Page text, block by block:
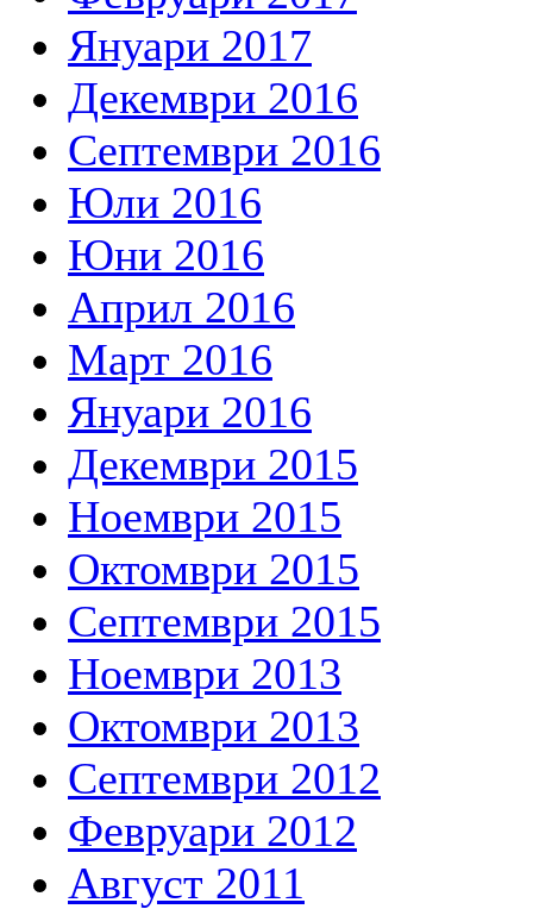
Януари 2017
Декември 2016
Септември 2016
Юли 2016
Юни 2016
Април 2016
Март 2016
Януари 2016
Декември 2015
Ноември 2015
Октомври 2015
Септември 2015
Ноември 2013
Октомври 2013
Септември 2012
Февруари 2012
Август 2011